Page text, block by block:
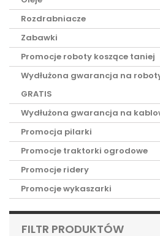
Rozdrabniacze
Zabawki
Promocje roboty koszące taniej
Wydłużona gwarancja na
GRATIS
Wydłużona gwarancja na
Promocja pilarki
Promocje traktorki ogrodowe
Promocje ridery
Promocje wykaszarki
FILTR PRODUKTÓW